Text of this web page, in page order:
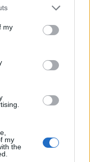
or more Google
You may click to
third-party tags to
in below Google
my
my
the
Μυστράς: Με
προβλήματα ο
– «Δεν είπε ποτέ ότι
έκανε για τα